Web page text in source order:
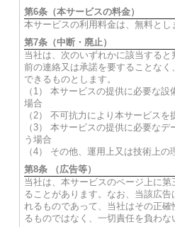
第6条（本サービスの料金）
本サービスの利用料金は、無料とし
第7条（中断・廃止）
当社は、次のいずれかに該当する
前の連絡又は承諾を要することな
できるものとします。
（1） 本サービスの提供に必要な
場合
（2） 不可抗力により本サービスを
（3） 本サービスの提供に必要な
う場合
（4） その他、運用上又は技術上
第8条 （広告等）
当社は、本サービスのページ上に
ることがあります。なお、当該広告
れるものであって、当社はその正
るものではなく、一切責任を負わな